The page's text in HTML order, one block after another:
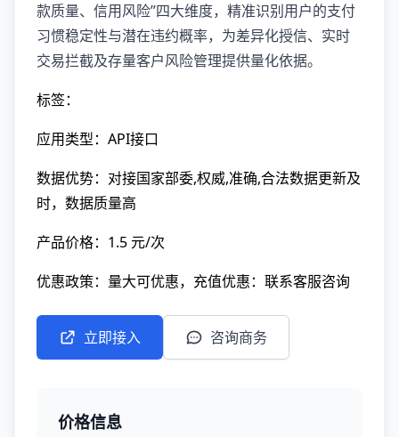
款质量、信用风险”四大维度，精准识别用户的支付
习惯稳定性与潜在违约概率，为差异化授信、实时
交易拦截及存量客户风险管理提供量化依据。
标签：
应用类型：API接口
数据优势：对接国家部委,权威,准确,合法数据更新及
时，数据质量高
产品价格：1.5 元/次
优惠政策：量大可优惠，充值优惠：联系客服咨询
立即接入 咨询商务
价格信息